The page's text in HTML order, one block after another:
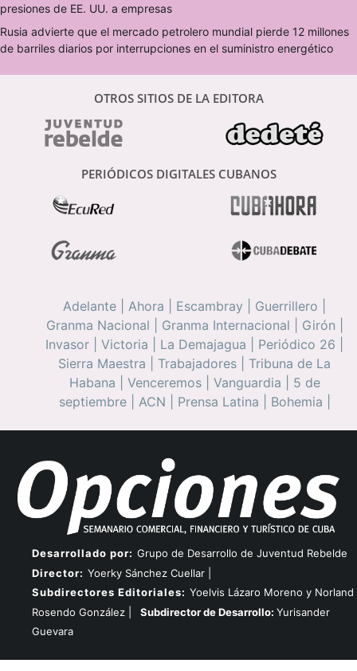
presiones de EE. UU. a empresas
Rusia advierte que el mercado petrolero mundial pierde 12 millones
de barriles diarios por interrupciones en el suministro energético
OTROS SITIOS DE LA EDITORA
PERIÓDICOS DIGITALES CUBANOS
Adelante Ahora Escambray Guerrillero
Granma Nacional
Granma Internacional Girón
Invasor
Victoria La Demajagua Periódico 26
Sierra Maestra
Trabajadores
Tribuna de La
Habana
Venceremos| Vanguardia
5 de
septiembre| ACN Prensa Latina Bohemia
Desarrollado por: Grupo de Desarrollo de Juventud Rebelde
Director: Yoerky Sánchez Cuellar |
Subdirectores Editoriales: Yoelvis Lázaro Moreno y Norland
Rosendo González |
Subdirector de Desarrollo: Yurisander
Guevara